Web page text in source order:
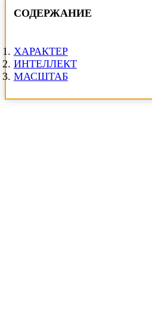
СОДЕРЖАНИЕ
ХАРАКТЕР
ИНТЕЛЛЕКТ
МАСШТАБ